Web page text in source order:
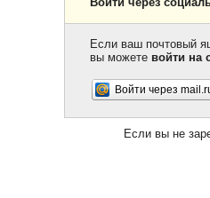
Если ваш почтовый
вы можете войти на
Войти через
Если вы не